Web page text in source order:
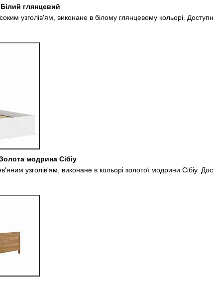
глянцевий
узголів'ям, виконане в білому глянцевому кольорі.
модрина Сібіу
узголів'ям, виконане в кольорі золотої модрини Сібіу.